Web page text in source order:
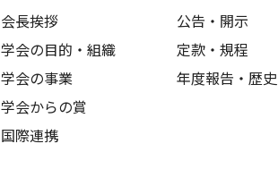
会長挨拶
学会の目的・組織
学会の事業
学会からの賞
国際連携
公告・開示
定款・規程
年度報告・歴史